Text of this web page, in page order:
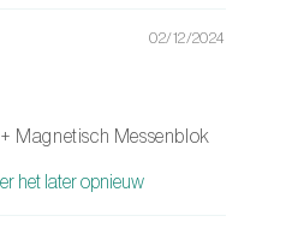
02/12/2024
Magnetisch Messenblok
het later opnieuw